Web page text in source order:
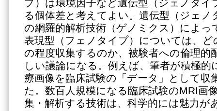
プ）は環境因子など遺伝型（ジェノタイ
る個体差と考えてよい。遺伝型（ジェノ
の網羅的解析技術（ゲノミクス）によっ
表現型（フェノタイプ）については、
の程度収集するのか、被験者への倫理的
しい議論になる。例えば、筆者が積極的
療画像を臨床試験の「データ」として収
た。数百人規模になる臨床試験のMRI画
集・解析する技術は、科学的には魅力が